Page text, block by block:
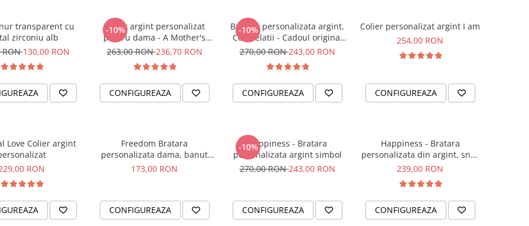
transparent cu
zirconiu alb
RON130,00 RON
-10%
Colier argint personalizat
pentru dama - A Mother's
Love
263,00 RON236,70 RON
CONFIGUREAZA
-10%
Bratara personalizata argint,
Constelatii - Cadoul original
pentru sora sau prietena ta
270,00 RON243,00 RON
CONFIGUREAZA
Colier personalizat argint I am
254,00 RON
CONFIGUREAZA
Love Colier argint
RON
Freedom Bratara
personalizata dama, banut
argint, snur reglabil
173,00 RON
CONFIGUREAZA
-10%Happiness - Bratara
personalizata argint simbol
270,00 RON243,00 RON
CONFIGUREAZA
Happiness - Bratara
personalizata din argint, snur
dublu piele, simbol
239,00 RON
CONFIGUREAZA